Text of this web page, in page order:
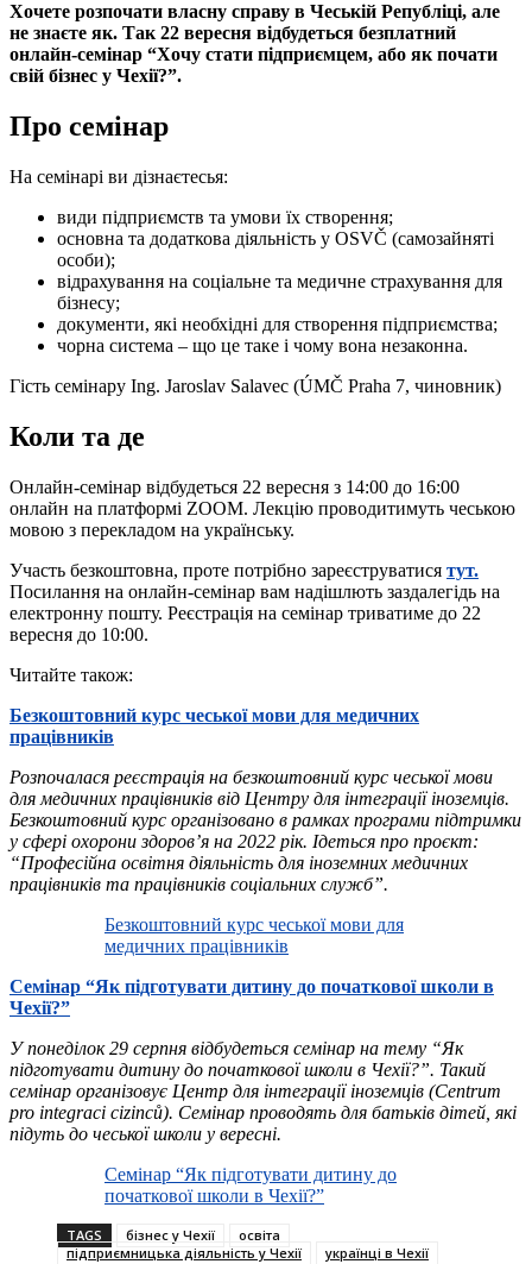
Хочете розпочати власну справу в Чеській Републіці, але
не знаєте як. Так 22 вересня відбудеться безплатний
онлайн-семінар “Хочу стати підприємцем, або як почати
свій бізнес у Чехії?”.
Про семінар
На семінарі ви дізнаєтесья:
види підприємств та умови їх створення;
основна та додаткова діяльність у OSVČ (самозайняті
особи);
відрахування на соціальне та медичне страхування для
бізнесу;
документи, які необхідні для створення підприємства;
чорна система – що це таке і чому вона незаконна.
Гість семінару Ing. Jaroslav Salavec (ÚMČ Praha 7, чиновник)
Коли та де
Онлайн-семінар відбудеться 22 вересня з 14:00 до 16:00
онлайн на платформі ZOOM. Лекцію проводитимуть чеською
мовою з перекладом на українську.
Участь безкоштовна, проте потрібно зареєструватися тут.
Посилання на онлайн-семінар вам надішлють заздалегідь на
електронну пошту. Реєстрація на семінар триватиме до 22
вересня до 10:00.
Читайте також:
Безкоштовний курс чеської мови для медичних
працівників
Розпочалася реєстрація на безкоштовний курс чеської мови
для медичних працівників від Центру для інтеграції іноземців.
Безкоштовний курс організовано в рамках програми підтримки
у сфері охорони здоров’я на 2022 рік. Ідеться про проєкт:
“Професійна освітня діяльність для іноземних медичних
працівників та працівників соціальних служб”.
Безкоштовний курс чеської мови для
медичних працівників
Семінар “Як підготувати дитину до початкової школи в
Чехії?”
У понеділок 29 серпня відбудеться семінар на тему “Як
підготувати дитину до початкової школи в Чехії?”. Такий
семінар організовує Центр для інтеграції іноземців (Centrum
pro integraci cizinců). Семінар проводять для батьків дітей, які
підуть до чеської школи у вересні.
Семінар “Як підготувати дитину до
початкової школи в Чехії?”
TAGS бізнес у Чехії
освіта
підприємницька діяльність у Чехії
українці в Чехії